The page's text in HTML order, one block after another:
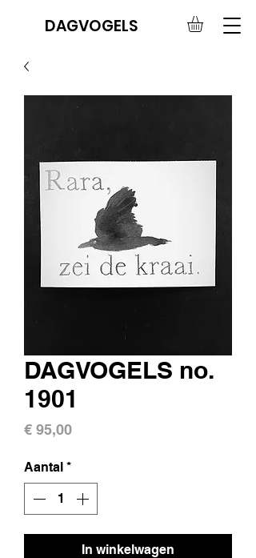
DAGVOGELS
DAGVOGELS no.
1901
€ 95,00Prijs
Aantal *
In winkelwagen